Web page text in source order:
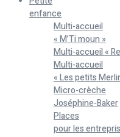
enfance
Multi-accueil
« M’Ti moun »
Multi-accueil «
Multi-accueil
« Les petits
Micro-crèche
Joséphine-Baker
Places
pour les